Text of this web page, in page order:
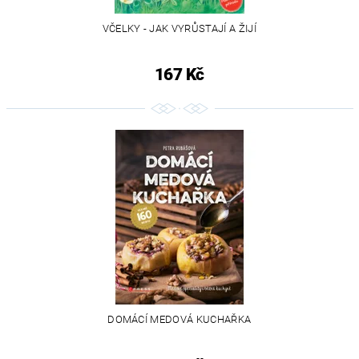
VČELKY - JAK VYRŮSTAJÍ A ŽIJÍ
167 Kč
DOMÁCÍ MEDOVÁ KUCHAŘKA